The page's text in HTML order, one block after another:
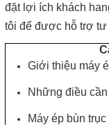
đặt lợi ích khách
tôi để được hỗ trợ tư
Giới thiệu máy
Những điều
Máy ép bùn trục